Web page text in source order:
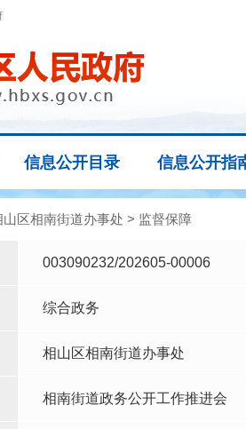
信息公开目录 信息公开指
山区相南街道办事处 > 监督保障
003090232/202605-00006
综合政务
相山区相南街道办事处
相南街道政务公开工作推进会